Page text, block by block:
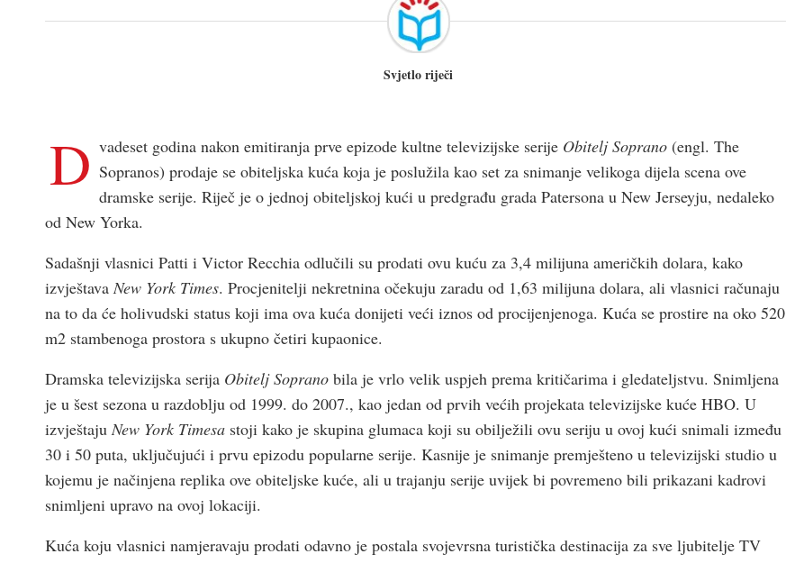
Svjetlo riječi
D vadeset godina nakon emitiranja prve epizode kultne televizijske serije Obitelj Soprano (engl. The
Sopranos) prodaje se obiteljska kuća koja je poslužila kao set za snimanje velikoga dijela scena ove
dramske serije. Riječ je o jednoj obiteljskoj kući u predgrađu grada Patersona u New Jerseyju, nedaleko
od New Yorka.
Sadašnji vlasnici Patti i Victor Recchia odlučili su prodati ovu kuću za 3,4 milijuna američkih dolara, kako
izvještava New York Times. Procjenitelji nekretnina očekuju zaradu od 1,63 milijuna dolara, ali vlasnici računaju
na to da će holivudski status koji ima ova kuća donijeti veći iznos od procijenjenoga. Kuća se prostire na oko 520
m2 stambenoga prostora s ukupno četiri kupaonice.
Dramska televizijska serija Obitelj Soprano bila je vrlo velik uspjeh prema kritičarima i gledateljstvu. Snimljena
je u šest sezona u razdoblju od 1999. do 2007., kao jedan od prvih većih projekata televizijske kuće HBO. U
izvještaju New York Timesa stoji kako je skupina glumaca koji su obilježili ovu seriju u ovoj kući snimali između
30 i 50 puta, uključujući i prvu epizodu popularne serije. Kasnije je snimanje premješteno u televizijski studio u
kojemu je načinjena replika ove obiteljske kuće, ali u trajanju serije uvijek bi povremeno bili prikazani kadrovi
snimljeni upravo na ovoj lokaciji.
Kuća koju vlasnici namjeravaju prodati odavno je postala svojevrsna turistička destinacija za sve ljubitelje TV